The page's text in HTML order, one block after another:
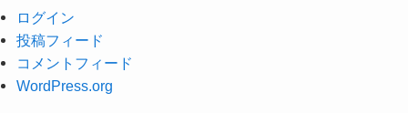
ログイン
投稿フィード
コメントフィード
WordPress.org